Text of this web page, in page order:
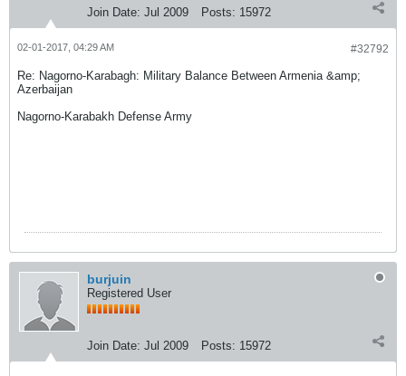
Join Date: Jul 2009 Posts: 15972
#32792
02-01-2017, 04:29 AM
Re: Nagorno-Karabagh: Military Balance Between Armenia &amp;
Azerbaijan
Nagorno-Karabakh Defense Army
burjuin
Registered User
Join Date: Jul 2009 Posts: 15972